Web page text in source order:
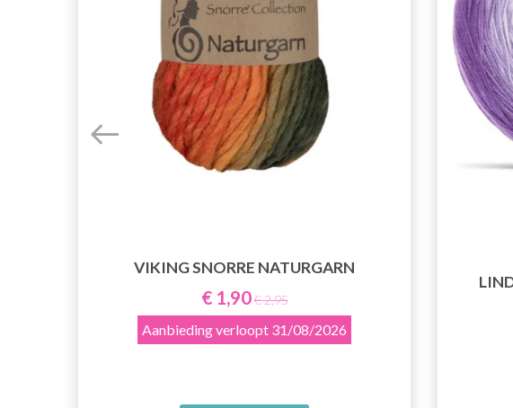
VIKING SNORRE NATURGARN
€ 1,90€ 2,95
Aanbieding verloopt 31/08/2026